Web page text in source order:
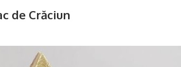
de Crăciun